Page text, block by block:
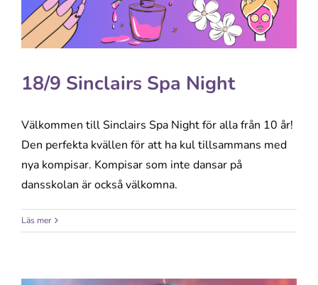
18/9 Sinclairs Spa Night
Välkommen till Sinclairs Spa Night för alla från 10 år!
Den perfekta kvällen för att ha kul tillsammans med
nya kompisar. Kompisar som inte dansar på
dansskolan är också välkomna.
Läs mer